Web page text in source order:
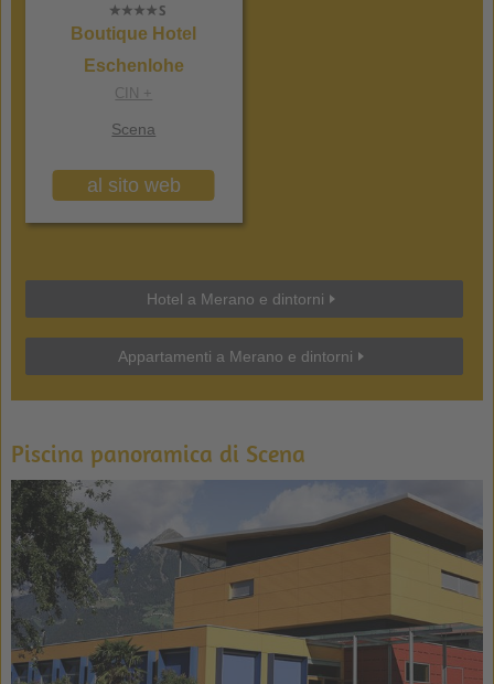
Boutique Hotel
Eschenlohe
CIN +
Scena
al sito web
Hotel a Merano e dintorni
Appartamenti a Merano e dintorni
Piscina panoramica di Scena